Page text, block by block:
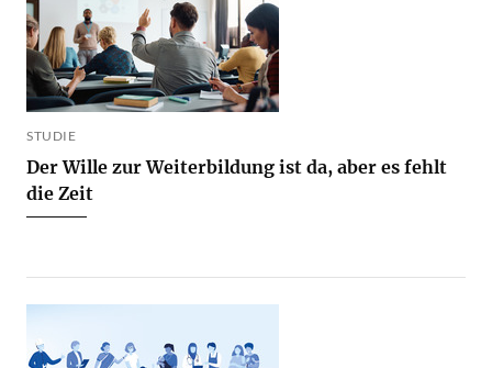
STUDIE
Der Wille zur Weiterbildung ist da, aber es fehlt
die Zeit